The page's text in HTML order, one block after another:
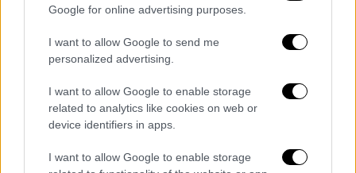
Google for online advertising purposes.
I want to allow Google to send me
personalized advertising.
I want to allow Google to enable storage
related to analytics like cookies on web or
device identifiers in apps.
I want to allow Google to enable storage
Συνοπτικά, οικύριες αλλαγέςστο υπάρχον
θεσμικό πλαίσιο που επέρχονται, σύμφωνα
ενημέρωση του υπουργείου
Στους υπόχρεους προς υποβολή
δήλωσης καθαρισμού στο Εθνικό
Μητρώο Τήρησης Μέτρων Προληπτικής